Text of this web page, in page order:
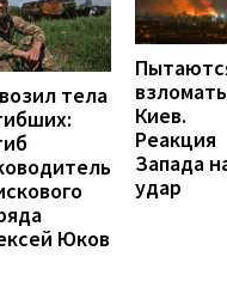
тела
Юков
взломать
Киев.
Реакция
Запада
удар